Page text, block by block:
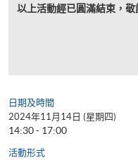
以上活動經已圓滿結束，
日期及時間
2024年11月14日 (星期四)
14:30 - 17:00
活動形式